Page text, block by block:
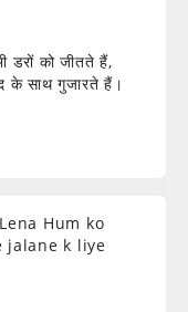
डरों को जीतते हैं,
के साथ गुजारते हैं।
Hum ko
jalane k liye